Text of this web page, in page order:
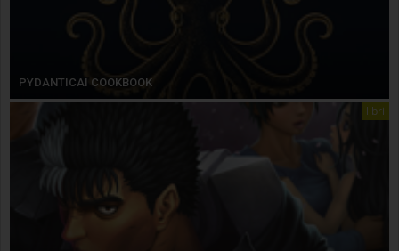
PYDANTICAI COOKBOOK
libri